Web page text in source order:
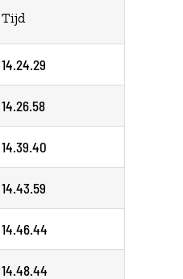
Tijd
14.24.29
14.26.58
14.39.40
14.43.59
14.46.44
14.48.44